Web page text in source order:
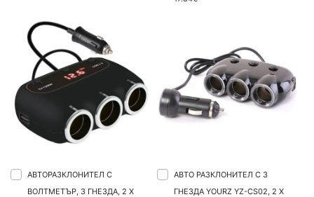
АВТОРАЗКЛОНИТЕЛ С
ВОЛТМЕТЪР, 3 ГНЕЗДА, 2 X
АВТО РАЗКЛОНИТЕЛ С 3
ГНЕЗДА YOURZ YZ-CS02, 2 X